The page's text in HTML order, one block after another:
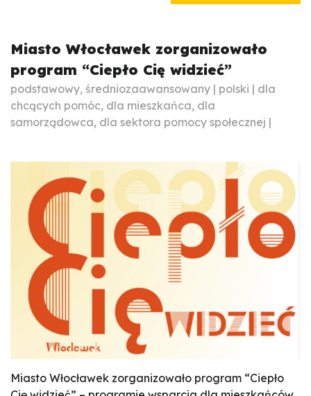
Miasto Włocławek zorganizowało
program “Ciepło Cię widzieć”
podstawowy, średniozaawansowany | polski | dla
chcących pomóc, dla mieszkańca, dla
samorządowca, dla sektora pomocy społecznej |
Miasto Włocławek zorganizowało program “Ciepło